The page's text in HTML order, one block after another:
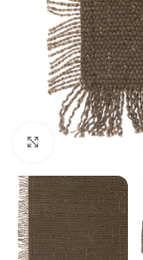
Click to enlarge